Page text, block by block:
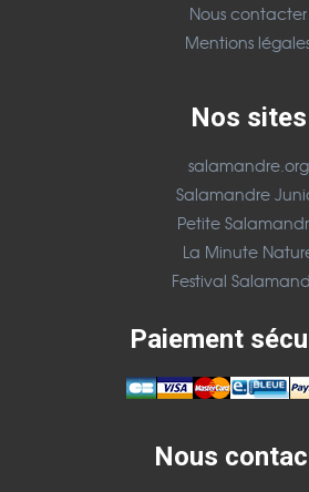
Nous contacter
Mentions
Nos sites
salamandre.org
Salamandre
Petite
La Minute
Festival
Paiement
Nous